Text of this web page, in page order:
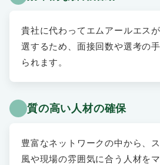
貴社に代わってエムアールエス
選するため、面接回数や選考の
られます。
質の高い人材の確保
豊富なネットワークの中から、
風や現場の雰囲気に合う人材を